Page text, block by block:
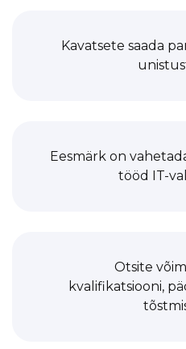
Kavatsete saada
Eesmärk on
tööd IT-
Otsite
kvalifikatsiooni,